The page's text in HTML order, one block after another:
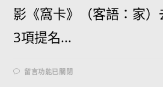
影《窩卡》（客語：家
3項提名...
留言功能已關閉